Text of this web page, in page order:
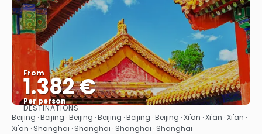
From
1.382 €
Per person
See
DESTINATIONS
Beijing · Beijing · Beijing · Beijing · Beijing · Beijing · Xi'an · Xi'an · Xi'an ·
Xi'an · Shanghai · Shanghai · Shanghai · Shanghai